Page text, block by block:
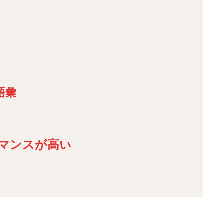
彙
ンスが高い